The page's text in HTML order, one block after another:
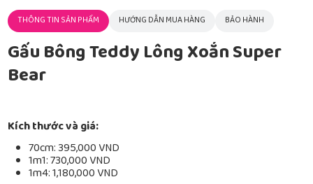
THÔNG TIN SẢN PHẨM HƯỚNG DẪN MUA HÀNG BẢO HÀNH
Gấu Bông Teddy Lông Xoắn Super
Bear
Kích thước và giá:
70cm: 395,000 VND
1m1: 730,000 VND
1m4: 1,180,000 VND